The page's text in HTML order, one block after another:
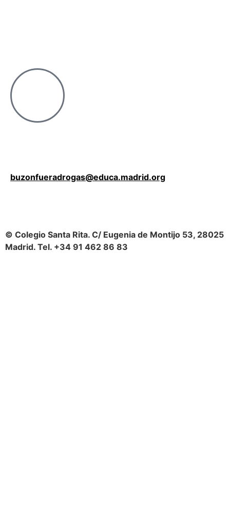
buzonfueradrogas@educa.madrid.org
© Colegio Santa Rita. C/ Eugenia de Montijo 53, 28025
Madrid. Tel. +34 91 462 86 83